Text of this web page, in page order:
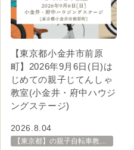
【東京都小金井市前原
町】2026年9月6日(日)は
じめての親子じてんしゃ
教室(小金井・府中ハウジ
ングステージ)
2026.8.04
【東京都】の親子自転車教室・イベント 開催スケジュール一覧